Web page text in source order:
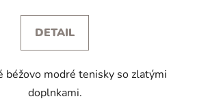
DETAIL
béžovo modré tenisky so zlatými
doplnkami.